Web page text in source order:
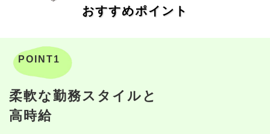
おすすめポイント
POINT1
柔軟な勤務スタイルと
高時給